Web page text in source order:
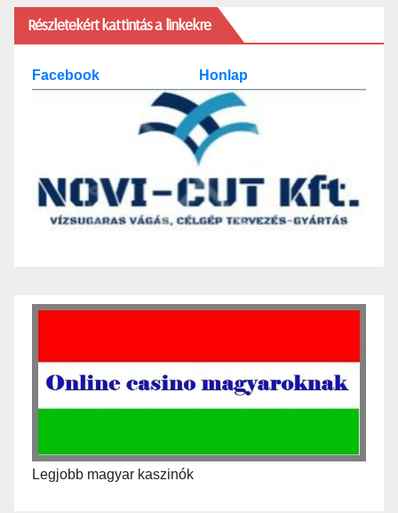
Részletekért kattintás a linkekre
Facebook Honlap
Legjobb magyar kaszinók